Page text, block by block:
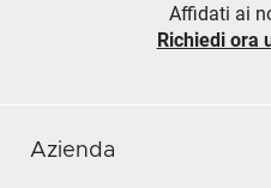
Affidati ai
Richiedi ora
Azienda